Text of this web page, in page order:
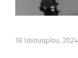
18 Ιανουαρίου, 2024